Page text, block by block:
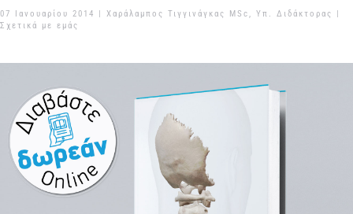
07 Ιανουαρίου 2014
| Χαράλαμπος Τιγγινάγκας MSc, Υπ. Διδάκτορας |
Σχετικά με εμάς